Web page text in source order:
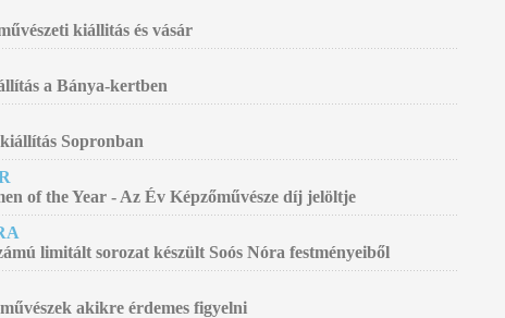
kiállitás és vásár
a Bánya-kertben
Sopronban
of the Year - Az Év Képzőművésze díj jelöltje
limitált sorozat készült Soós Nóra festményeiből
akikre érdemes figyelni